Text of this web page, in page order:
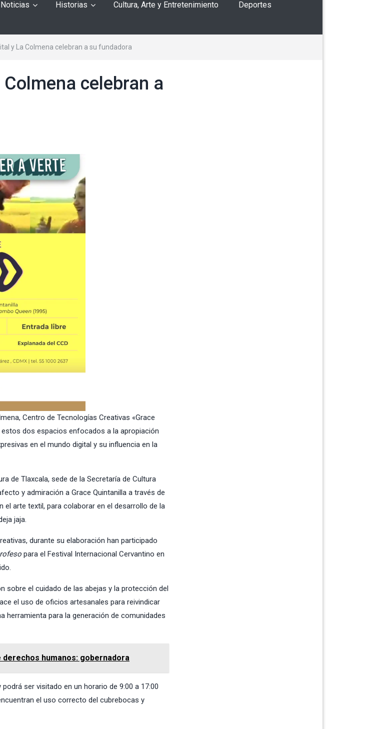
Noticias Historias Cultura, Arte y Entretenimiento Deportes
y La Colmena celebran a su fundadora
celebran a
Centro de Tecnologías Creativas «Grace
estos dos espacios enfocados a la apropiación
en el mundo digital y su influencia en la
de Tlaxcala, sede de la Secretaría de Cultura
y admiración a Grace Quintanilla a través de
el arte textil, para colaborar en el desarrollo de la
jaja.
durante su elaboración han participado
para el Festival Internacional Cervantino en
sobre el cuidado de las abejas y la protección del
el uso de oficios artesanales para reivindicar
herramienta para la generación de comunidades
humanos: gobernadora
ser visitado en un horario de 9:00 a 17:00
el uso correcto del cubrebocas y